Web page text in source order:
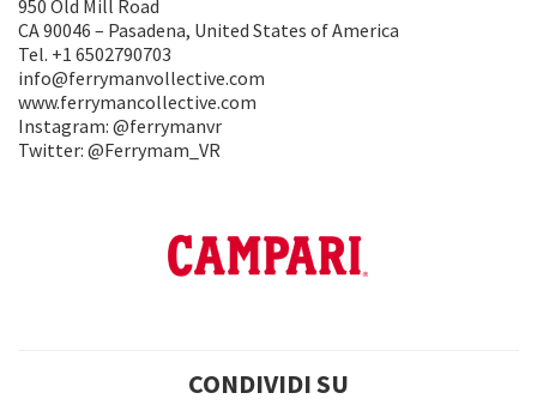
950 Old Mill Road
CA 90046 – Pasadena, United States of America
Tel. +1 6502790703
info@ferrymanvollective.com
www.ferrymancollective.com
Instagram: @ferrymanvr
Twitter: @Ferrymam_VR
CONDIVIDI SU